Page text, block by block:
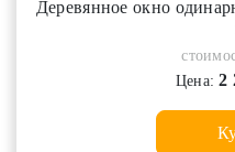
Деревянное окно
Цена:2